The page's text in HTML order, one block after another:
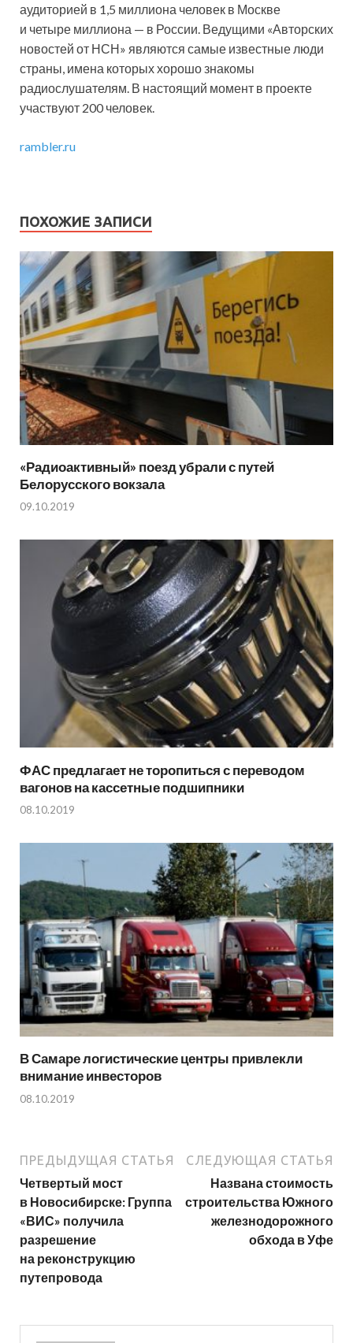
аудиторией в 1,5 миллиона человек в Москве
и четыре миллиона — в России. Ведущими «Авторских
новостей от НСН» являются самые известные люди
страны, имена которых хорошо знакомы
радиослушателям. В настоящий момент в проекте
участвуют 200 человек.
rambler.ru
ПОХОЖИЕ ЗАПИСИ
«Радиоактивный» поезд убрали с путей
Белорусского вокзала
09.10.2019
ФАС предлагает не торопиться с переводом
вагонов на кассетные подшипники
08.10.2019
В Самаре логистические центры привлекли
внимание инвесторов
08.10.2019
ПРЕДЫДУЩАЯ СТАТЬЯ
Четвертый мост
в Новосибирске: Группа
«ВИС» получила
разрешение
на реконструкцию
путепровода
СЛЕДУЮЩАЯ СТАТЬЯ
Названа стоимость
строительства Южного
железнодорожного
обхода в Уфе